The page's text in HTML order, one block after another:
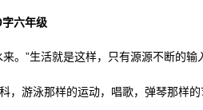
六年级
。”生活就是这样，只有源源不断的输
，游泳那样的运动，唱歌，弹琴那样